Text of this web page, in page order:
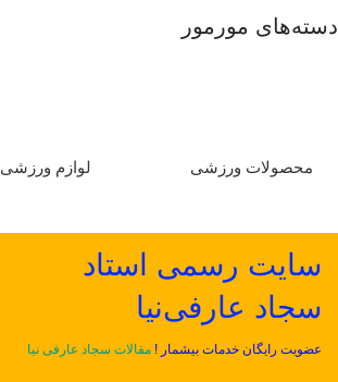
دسته‌های مورمور
محصولات ورزشی لوازم ورزشی
سایت رسمی استاد
سجاد عارفی‌نیا
عضویت رایگان خدمات بیشمار ! مقالات سجاد عارفی نیا